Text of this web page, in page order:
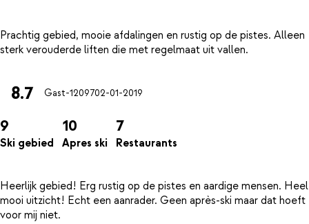
Prachtig gebied, mooie afdalingen en rustig op de pistes. Alleen
8.7 Gast-1209702-01-2019
9
Ski gebied
10
Apres ski
7
Restaurants
Heerlijk gebied! Erg rustig op de pistes en aardige mensen. Heel
mooi uitzicht! Echt een aanrader. Geen après-ski maar dat hoeft